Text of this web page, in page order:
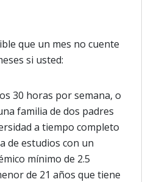
que un mes no cuente
si usted:
30 horas por semana, o
familia de dos padres
a tiempo completo
de estudios con un
mínimo de 2.5
de 21 años que tiene